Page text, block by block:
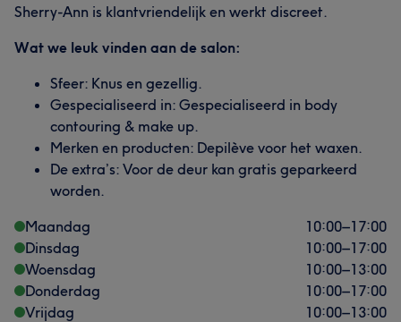
Sherry-Ann is klantvriendelijk en werkt discreet.
Wat we leuk vinden aan de salon:
Sfeer: Knus en gezellig.
Gespecialiseerd in: Gespecialiseerd in body
contouring & make up.
Merken en producten: Depilève voor het waxen.
De extra’s: Voor de deur kan gratis geparkeerd
worden.
Maandag
10:00–17:00
Dinsdag
10:00–17:00
Woensdag
10:00–13:00
Donderdag
10:00–17:00
Vrijdag
10:00–13:00